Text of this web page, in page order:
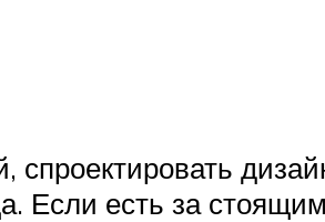
Если есть за